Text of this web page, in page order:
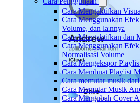
Cara Mengaktifkan
Cara Menggunakan
Volume, dan lainnya
Cara Mengaktifkan dan
Cara Menggunakan
Normalisasi Volume
Cara Mengekspor
Cara Membuat Playlist
Cara memutar musik
Cara Memutar Musik
Cara Mengubah Cover